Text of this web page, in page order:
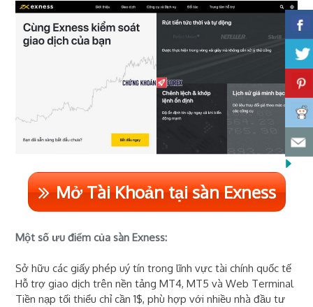
Mở Tài Khoản tại sàn Exness
Một số ưu điểm của sàn Exness:
Sở hữu các giấy phép uý tín trong lĩnh vực tài chính quốc tế
Hỗ trợ giao dịch trên nền tảng MT4, MT5 và Web Terminal
Tiền nạp tối thiểu chỉ cần 1$, phù hợp với nhiều nhà đầu tư